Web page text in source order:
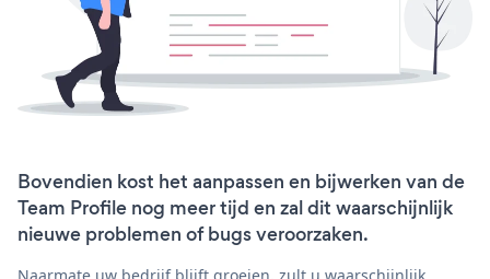
Bovendien kost het aanpassen en bijwerken van de
Team Profile nog meer tijd en zal dit waarschijnlijk
nieuwe problemen of bugs veroorzaken.